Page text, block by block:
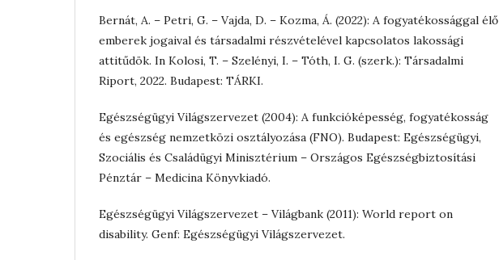
Bernát, A. – Petri, G. – Vajda, D. – Kozma, Á. (2022): A fogyatékossággal élő
emberek jogaival és társadalmi részvételével kapcsolatos lakossági
attitűdök. In Kolosi, T. – Szelényi, I. – Tóth, I. G. (szerk.): Társadalmi
Riport, 2022. Budapest: TÁRKI.
Egészségügyi Világszervezet (2004): A funkcióképesség, fogyatékosság
és egészség nemzetközi osztályozása (FNO). Budapest: Egészségügyi,
Szociális és Családügyi Minisztérium – Országos Egészségbiztosítási
Pénztár – Medicina Könyvkiadó.
Egészségügyi Világszervezet – Világbank (2011): World report on
disability. Genf: Egészségügyi Világszervezet.